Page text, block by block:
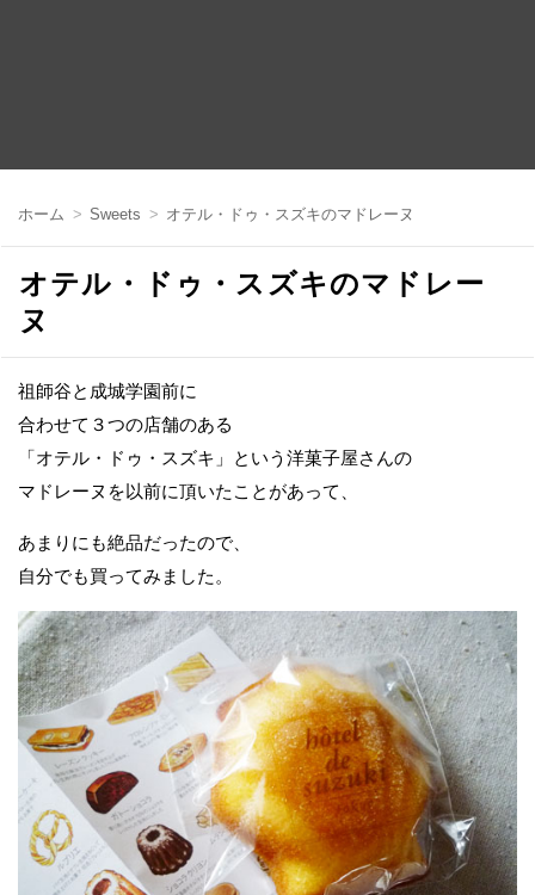
ン
ホーム Sweets オテル・ドゥ・スズキのマドレーヌ
オテル・ドゥ・スズキのマドレー
ヌ
祖師谷と成城学園前に
合わせて３つの店舗のある
「オテル・ドゥ・スズキ」という洋菓子屋さんの
マドレーヌを以前に頂いたことがあって、
あまりにも絶品だったので、
自分でも買ってみました。